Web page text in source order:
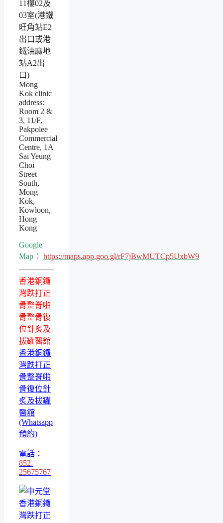
11樓02及
03室(港鐵
旺角站E2
出口或港
鐵油麻地
站A2出
口)
Mong
Kok clinic
address:
Room 2 &
3, 11/F,
Pakpolee
Commercial
Centre, 1A
Sai Yeung
Choi
Street
South,
Mong
Kok,
Kowloon,
Hong
Kong
Google
Map： https://maps.app.goo.gl/rF7jBwMUTCp5UxbW9
香港銅鑼
灣跌打正
骨整脊啪
骨整骨復
位針炙及
拔罐醫舘
香港銅鑼
灣跌打正
骨整脊啪
骨復位針
炙及拔罐
醫舘
(Whatsapp
預約)
電話：
852-
25675767